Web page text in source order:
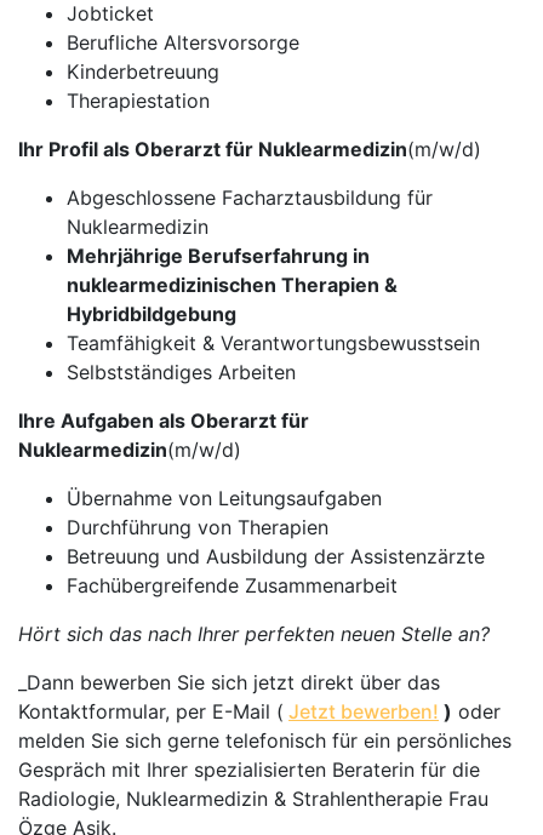
Jobticket
Berufliche Altersvorsorge
Kinderbetreuung
Therapiestation
Ihr Profil als Oberarzt für Nuklearmedizin(m/w/d)
Abgeschlossene Facharztausbildung für
Nuklearmedizin
Mehrjährige Berufserfahrung in
nuklearmedizinischen Therapien &
Hybridbildgebung
Teamfähigkeit & Verantwortungsbewusstsein
Selbstständiges Arbeiten
Ihre Aufgaben als Oberarzt für
Nuklearmedizin(m/w/d)
Übernahme von Leitungsaufgaben
Durchführung von Therapien
Betreuung und Ausbildung der Assistenzärzte
Fachübergreifende Zusammenarbeit
Hört sich das nach Ihrer perfekten neuen Stelle an?
_Dann bewerben Sie sich jetzt direkt über das
Kontaktformular, per E-Mail ( Jetzt bewerben! ) oder
melden Sie sich gerne telefonisch für ein persönliches
Gespräch mit Ihrer spezialisierten Beraterin für die
Radiologie, Nuklearmedizin & Strahlentherapie Frau
Özge Asik.